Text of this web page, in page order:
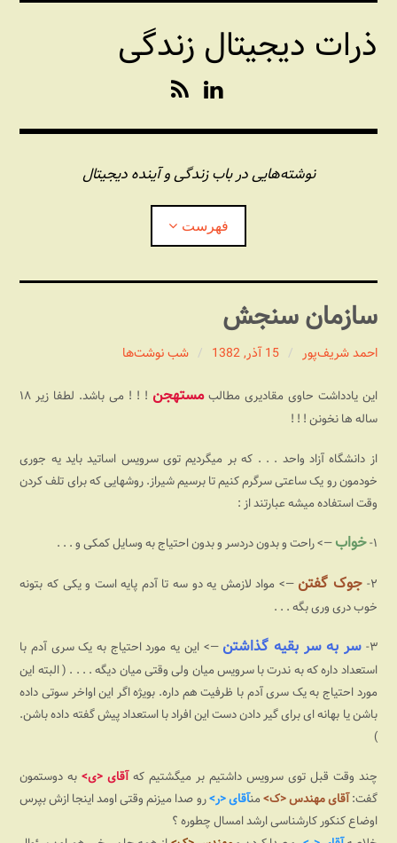
رفتن
محتواذرات دیجیتال زندگی
n
k
e
d
I
n
S
نوشته‌هایی در باب زندگی و آینده دیجیتال
فهرست
درباره این وبلاگ
مجله شبکه
پندهای یونیکسی استاد «فو» بازکردن
سازمان سنجش
احمد شریف‌پور 15 آذر, 1382 شب نوشت‌ها
این یادداشت حاوی مقادیری مطالبمستهجن
! ! ! می باشد. لطفا زیر ۱۸
ساله ها نخونن ! ! !
از دانشگاه آزاد واحد . . . که بر میگردیم توی سرویس اساتید باید یه جوری
خودمون رو یک ساعتی سرگرم کنیم تا برسیم شیراز. روشهایی که برای تلف کردن
وقت استفاده میشه عبارتند از :
۱- خواب—> راحت و بدون دردسر و بدون احتیاج به وسایل کمکی و . . .
۲- جوک گفتن —> مواد لازمش یه دو سه تا آدم پایه است و یکی که بتونه
خوب دری وری بگه . . .
۳- سر به سر بقیه گذاشتن —> این یه مورد احتیاج به یک سری آدم با
استعداد داره که به ندرت با سرویس میان ولی وقتی میان دیگه . . . . ( البته این
مورد احتیاج به یک سری آدم با ظرفیت هم داره. بویژه اگر این اواخر سوتی داده
باشن یا بهانه ای برای گیر دادن دست این افراد با استعداد پیش گفته داده باشن.
)
چند وقت قبل توی سرویس داشتیم بر میگشتیم که آقای <ی>به دوستمون
گفت:آقای مهندس <ک>منآقای <ر>رو صدا میزنم وقتی اومد اینجا ازش بپرس
اوضاع کنکور کارشناسی ارشد امسال چطوره ؟